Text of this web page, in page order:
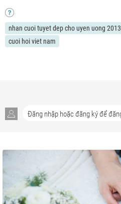
nhan cuoi tuyet dep cho uyen uong 2013
cuoi hoi viet nam